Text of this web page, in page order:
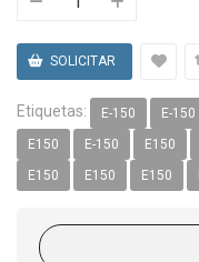
Etiquetas: E-150 E-150
E150 E-150 E150
E150 E150 E150